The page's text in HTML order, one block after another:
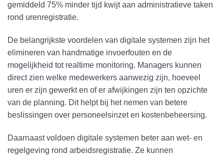
gemiddeld 75% minder tijd kwijt aan administratieve taken
rond urenregistratie.
De belangrijkste voordelen van digitale systemen zijn het
elimineren van handmatige invoerfouten en de
mogelijkheid tot realtime monitoring. Managers kunnen
direct zien welke medewerkers aanwezig zijn, hoeveel
uren er zijn gewerkt en of er afwijkingen zijn ten opzichte
van de planning. Dit helpt bij het nemen van betere
beslissingen over personeelsinzet en kostenbeheersing.
Daarnaast voldoen digitale systemen beter aan wet- en
regelgeving rond arbeidsregistratie. Ze kunnen